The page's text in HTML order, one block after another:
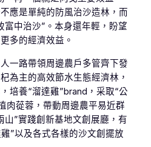
應是單純的防風治沙造林，而
富中治沙”。本身還年輕，盼望
多的經濟效益。
一路帶領周邊農戶多管齊下發
為主的高效節水生態經濟林，
培養“溜達雞”brand，采取“公
肉蓯蓉，帶動周邊農平易近群
山”實踐創新基地文創展廳，有
”以及各式各樣的沙文創擺放